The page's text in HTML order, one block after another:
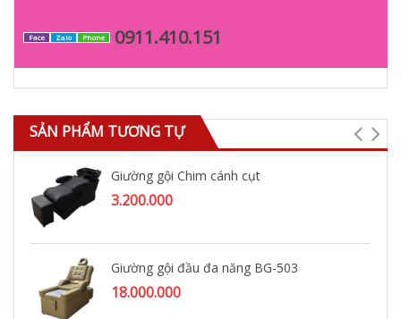
Face Zalo Phone 0911.410.151
SẢN PHẨM TƯƠNG TỰ
Giường gội Chim cánh cụt
3.200.000
Giường gội đầu đa năng BG-503
18.000.000